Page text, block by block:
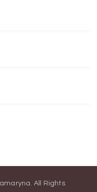
. All Rights